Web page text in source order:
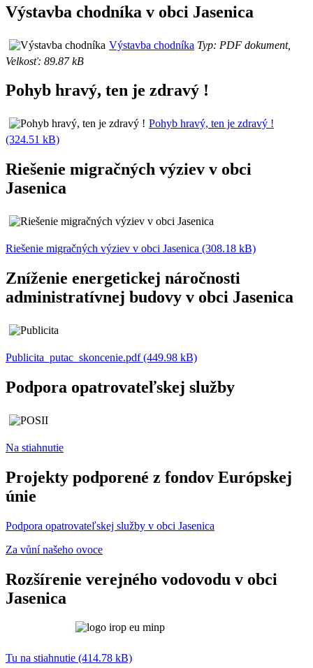
Výstavba chodníka v obci Jasenica
Výstavba chodníka Typ: PDF dokument,
Velkosť: 89.87 kB
Pohyb hravý, ten je zdravý !
Pohyb hravý, ten je zdravý !
(324.51 kB)
Riešenie migračných výziev v obci
Jasenica
Riešenie migračných výziev v obci Jasenica (308.18 kB)
Zníženie energetickej náročnosti
administratívnej budovy v obci Jasenica
Publicita_putac_skoncenie.pdf (449.98 kB)
Podpora opatrovateľskej služby
Na stiahnutie
Projekty podporené z fondov Európskej
únie
Podpora opatrovateľskej služby v obci Jasenica
Za vůní našeho ovoce
Rozšírenie verejného vodovodu v obci
Jasenica
Tu na stiahnutie (414.78 kB)